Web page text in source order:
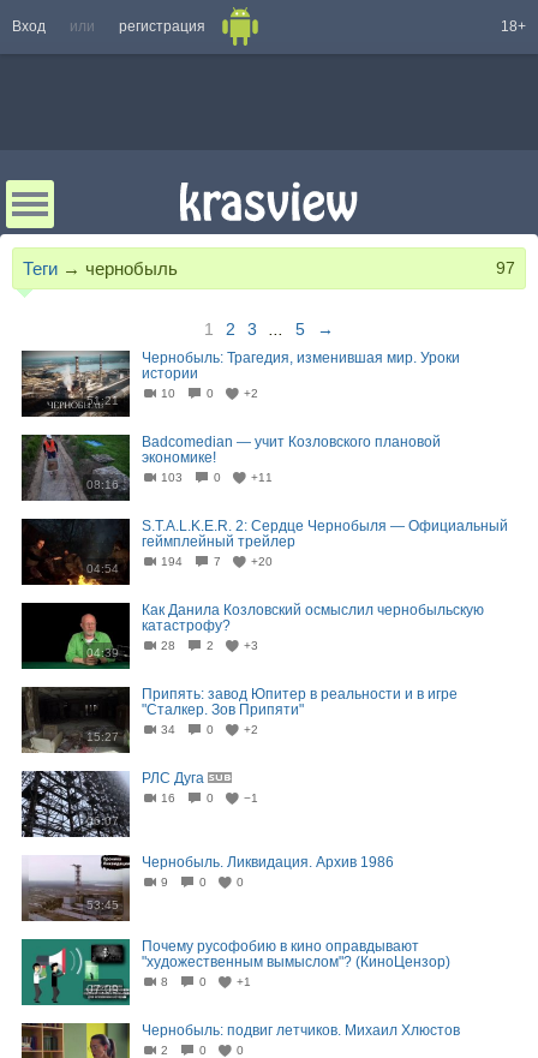
Вход или регистрация 18+
Теги → чернобыль 97
1 2 3 5 →
51:21
Чернобыль: Трагедия, изменившая мир. Уроки
истории
10 0 +2
08:16
Badcomedian — учит Козловского плановой
экономике!
103 0 +11
04:54
S.T.A.L.K.E.R. 2: Сердце Чернобыля — Официальный
геймплейный трейлер
194 7 +20
04:39
Как Данила Козловский осмыслил чернобыльскую
катастрофу?
28 2 +3
15:27
Припять: завод Юпитер в реальности и в игре
"Сталкер. Зов Припяти"
34 0 +2
06:07
РЛС Дуга
16 0 −1
53:45
Чернобыль. Ликвидация. Архив 1986
9 0 0
07:09
Почему русофобию в кино оправдывают
"художественным вымыслом"? (КиноЦензор)
8 0 +1
Чернобыль: подвиг летчиков. Михаил Хлюстов
2 0 0